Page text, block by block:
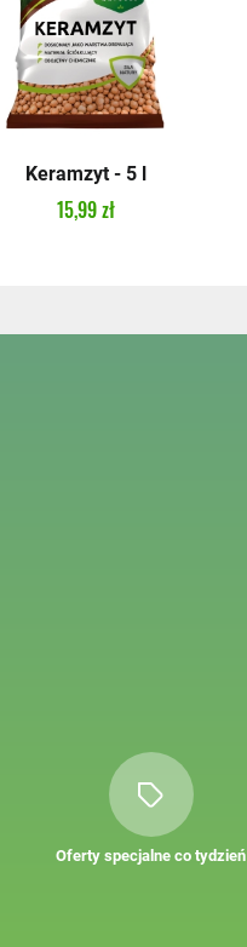
Keramzyt - 5 l
15,99 zł
Oferty specjalne co tydzień